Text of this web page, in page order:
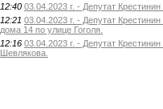
12:40 03.04.2023 г. - Депутат
12:21 03.04.2023 г. - Депутат
дома 14 по улице Гоголя.
12:16 03.04.2023 г. - Депутат
Шевлякова.